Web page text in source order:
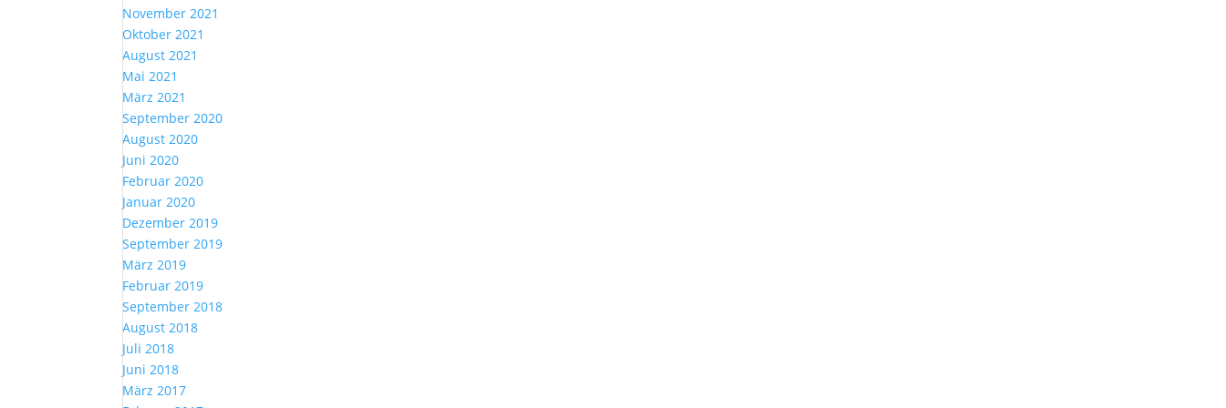
November 2021
Oktober 2021
August 2021
Mai 2021
März 2021
September 2020
August 2020
Juni 2020
Februar 2020
Januar 2020
Dezember 2019
September 2019
März 2019
Februar 2019
September 2018
August 2018
Juli 2018
Juni 2018
März 2017